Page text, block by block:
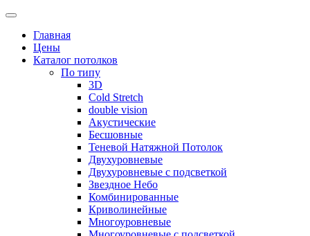
Skip
contentГлавная
Цены
Каталог потолков
По типу
3D
Cold Stretch
double vision
Акустические
Бесшовные
Теневой Натяжной Потолок
Двухуровневые
Двухуровневые с подсветкой
Звездное Небо
Комбинированные
Криволинейные
Многоуровневые